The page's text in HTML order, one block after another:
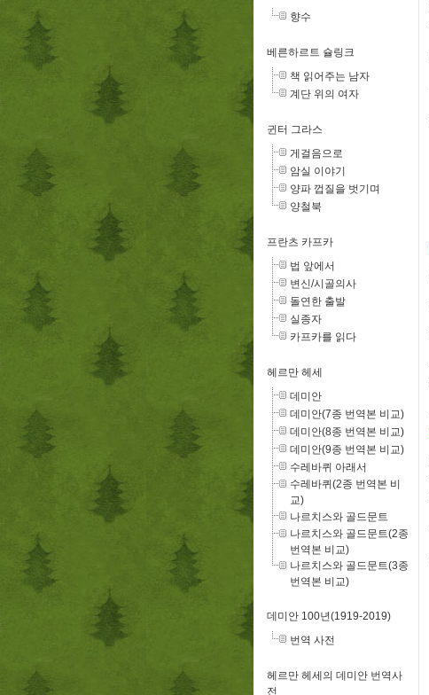
향수
베른하르트 슐링크
책 읽어주는 남자
계단 위의 여자
귄터 그라스
게걸음으로
암실 이야기
양파 껍질을 벗기며
양철북
프란츠 카프카
법 앞에서
변신/시골의사
돌연한 출발
실종자
카프카를 읽다
헤르만 헤세
데미안
데미안(7종 번역본 비교)
데미안(8종 번역본 비교)
데미안(9종 번역본 비교)
수레바퀴 아래서
수레바퀴(2종 번역본 비
교)
나르치스와 골드문트
나르치스와 골드문트(2종
번역본 비교)
나르치스와 골드문트(3종
번역본 비교)
데미안 100년(1919-2019)
번역 사전
헤르만 헤세의 데미안 번역사
전